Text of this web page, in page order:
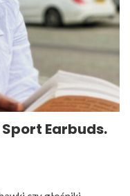
Earbuds.